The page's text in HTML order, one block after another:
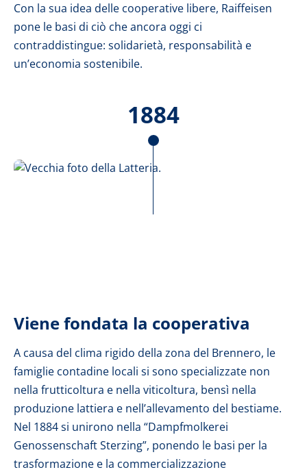
Con la sua idea delle cooperative libere, Raiffeisen
pone le basi di ciò che ancora oggi ci
contraddistingue: solidarietà, responsabilità e
un’economia sostenibile.
1884
Viene fondata la cooperativa
A causa del clima rigido della zona del Brennero, le
famiglie contadine locali si sono specializzate non
nella frutticoltura e nella viticoltura, bensì nella
produzione lattiera e nell’allevamento del bestiame.
Nel 1884 si unirono nella “Dampfmolkerei
Genossenschaft Sterzing”, ponendo le basi per la
trasformazione e la commercializzazione